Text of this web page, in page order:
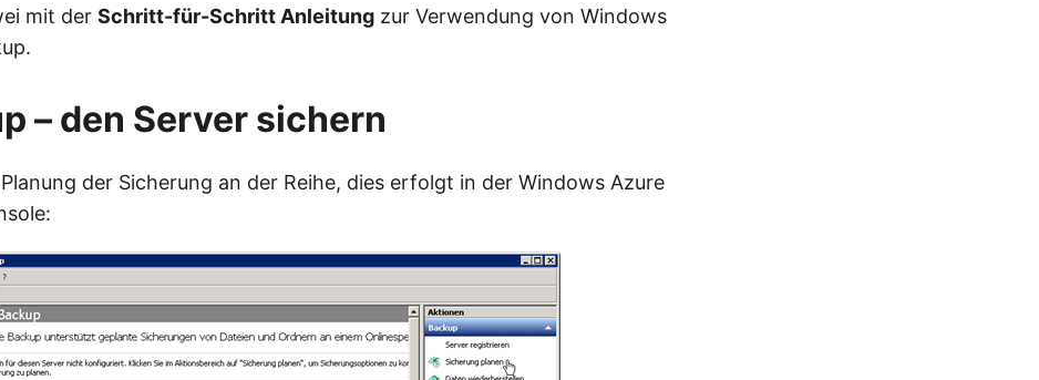
mit der Schritt-für-Schritt Anleitung zur Verwendung von Windows
– den Server sichern
der Sicherung an der Reihe, dies erfolgt in der Windows Azure